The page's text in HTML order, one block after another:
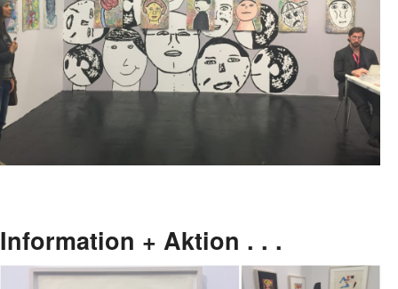
Information + Aktion . . .